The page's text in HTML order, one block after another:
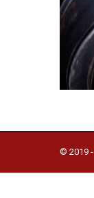
© 2019 -